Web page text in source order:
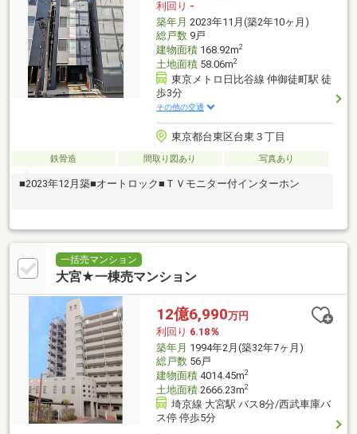
利回り -
築年月 2023年11月(築2年10ヶ月)
総戸数9戸
建物面積168.92m2
土地面積58.06m2
東京メトロ日比谷線 仲御徒町駅 徒
歩3分
その他の交通
東京都台東区台東３丁目
鉄骨造 間取り図あり 写真あり
■2023年12月築■オートロック■ＴＶモニター付インターホン
一括売マンション
大宮★一棟売マンション
12億6,990万円
利回り 6.18％
築年月 1994年2月(築32年7ヶ月)
総戸数56戸
建物面積4014.45m2
土地面積2666.23m2
埼京線 大宮駅 バス8分/西武車庫バ
ス停 停歩5分